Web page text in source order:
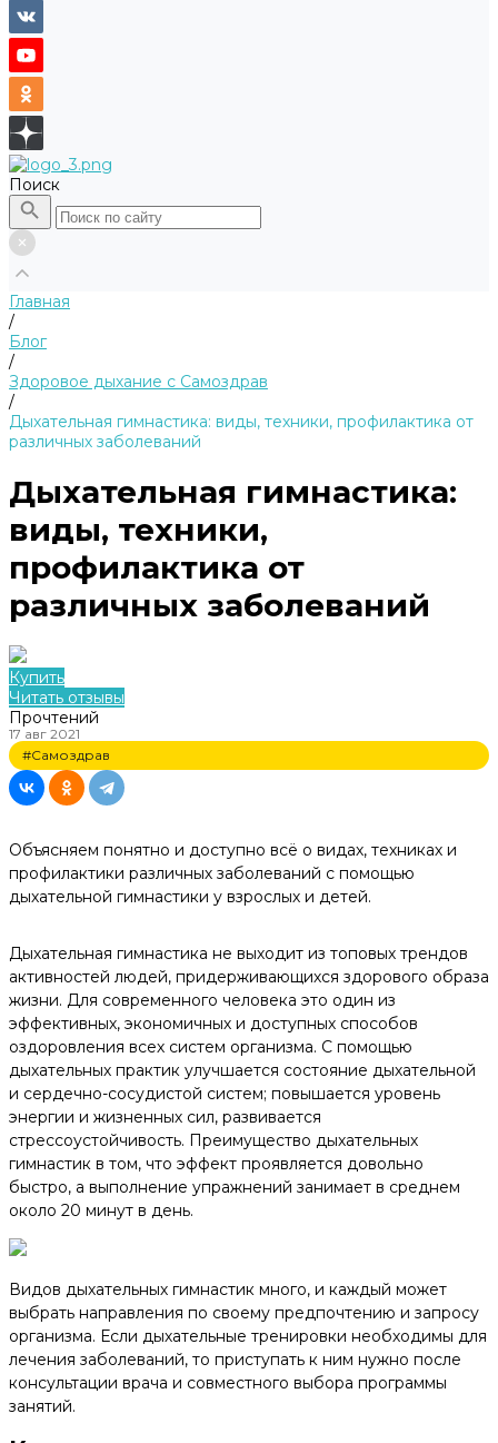
Поиск
Главная
/
Блог
/
Здоровое дыхание с Самоздрав
/
Дыхательная гимнастика: виды, техники, профилактика от
различных заболеваний
Дыхательная гимнастика:
виды, техники,
профилактика от
различных заболеваний
Купить
Читать отзывы
Прочтений
17 авг 2021
#Самоздрав
Объясняем понятно и доступно всё о видах, техниках и
профилактики различных заболеваний с помощью
дыхательной гимнастики у взрослых и детей.
Дыхательная гимнастика не выходит из топовых трендов
активностей людей, придерживающихся здорового образа
жизни. Для современного человека это один из
эффективных, экономичных и доступных способов
оздоровления всех систем организма. С помощью
дыхательных практик улучшается состояние дыхательной
и сердечно-сосудистой систем; повышается уровень
энергии и жизненных сил, развивается
стрессоустойчивость. Преимущество дыхательных
гимнастик в том, что эффект проявляется довольно
быстро, а выполнение упражнений занимает в среднем
около 20 минут в день.
Видов дыхательных гимнастик много, и каждый может
выбрать направления по своему предпочтению и запросу
организма. Если дыхательные тренировки необходимы для
лечения заболеваний, то приступать к ним нужно после
консультации врача и совместного выбора программы
занятий.